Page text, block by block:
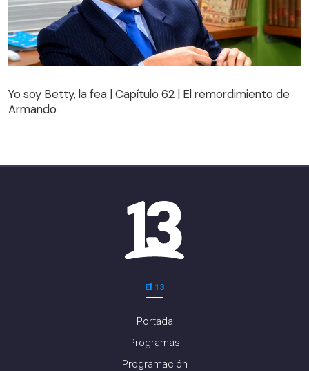
Armando
Yo soy Betty, la fea | Capítulo 62 | El remordimiento de
Armando
El 13
Portada
Programas
Programación